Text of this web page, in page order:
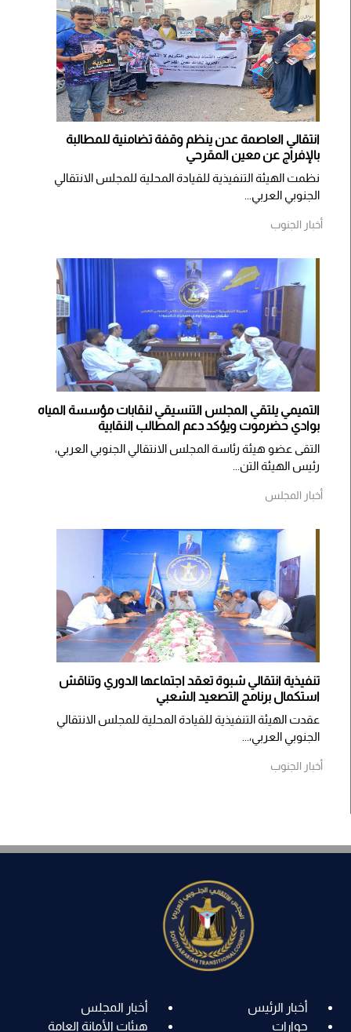
انتقالي العاصمة عدن ينظم وقفة تضامنية للمطالبة
بالإفراج عن معين المقرحي
نظمت الهيئة التنفيذية للقيادة المحلية للمجلس الانتقالي
الجنوبي العربي...
أخبار الجنوب
التميمي يلتقي المجلس التنسيقي لنقابات مؤسسة المياه
بوادي حضرموت ويؤكد دعم المطالب النقابية
التقى عضو هيئة رئاسة المجلس الانتقالي الجنوبي العربي،
رئيس الهيئة التن...
أخبار المجلس
تنفيذية انتقالي شبوة تعقد اجتماعها الدوري وتناقش
استكمال برنامج التصعيد الشعبي
عقدت الهيئة التنفيذية للقيادة المحلية للمجلس الانتقالي
الجنوبي العربي،...
أخبار الجنوب
أخبار الرئيس
أخبار المجلس
حوارات
هيئات الأمانة العامة